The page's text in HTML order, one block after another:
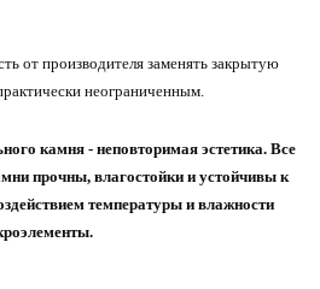
производителя заменять закрытую
неограниченным.
камня - неповторимая эстетика. Все
прочны, влагостойки и устойчивы к
температуры и влажности